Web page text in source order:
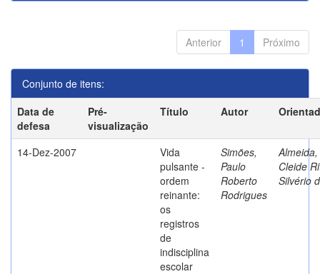
Anterior 1 Próximo
Conjunto de itens:
Data de
defesa
Pré-
visualização
Título Autor
14-Dez-2007
Vida
pulsante -
ordem
reinante:
os
registros
de
indisciplina
escolar
Simões,
Paulo
Roberto
Rodrigues
Almeida,
Cleide
Silvério